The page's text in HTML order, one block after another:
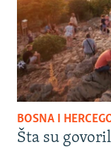
BOSNA I
Šta su